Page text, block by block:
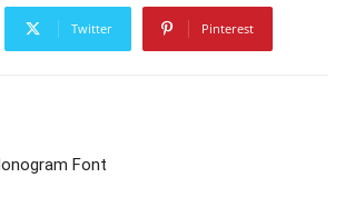
Twitter Pinterest
Font